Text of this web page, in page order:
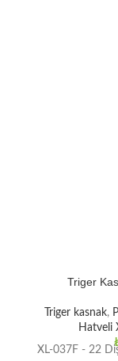
Triger
Triger kasnak,
Hatveli
XL-037F - 22